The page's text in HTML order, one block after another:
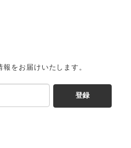
をお届けいたします。
登録